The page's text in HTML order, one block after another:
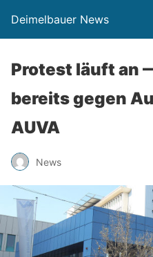
Deimelbauer News
Protest läuft an
bereits gegen
AUVA
News